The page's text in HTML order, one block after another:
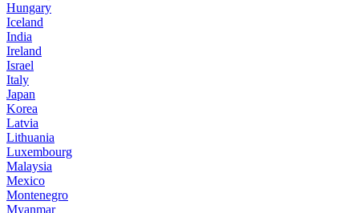
Hungary
Iceland
India
Ireland
Israel
Italy
Japan
Korea
Latvia
Lithuania
Luxembourg
Malaysia
Mexico
Montenegro
Myanmar